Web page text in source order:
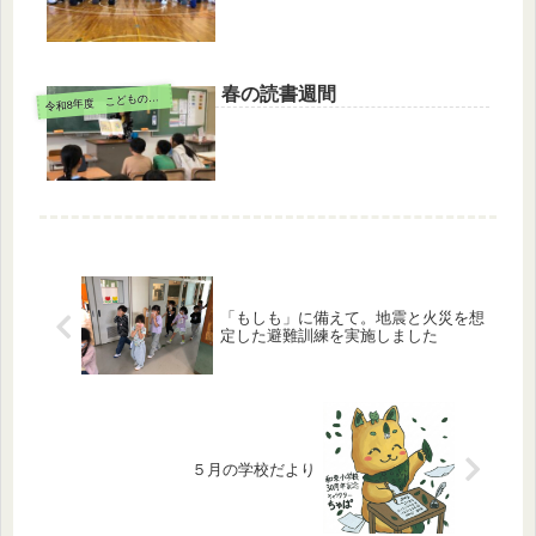
令
和8年度 こどもの様子 春の読書週間
「もしも」に備えて。地震と火災を想
定した避難訓練を実施しました
５月の学校だより